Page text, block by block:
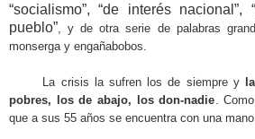
“socialismo”, “de interés
pueblo” ,y de otra serie de palabras
monserga y engañabobos.
La crisis la sufren los de siempre y
pobres, los de abajo, los don-nadie .
que a sus 55 años se encuentra con una